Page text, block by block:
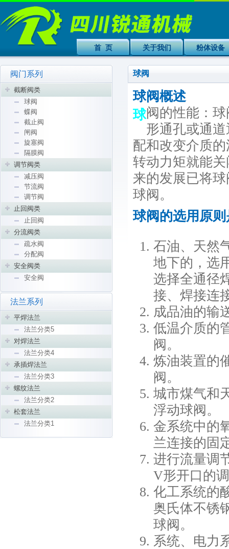
首 页 关于我们 粉体设备
阀门系列
截断阀类
球阀
蝶阀
截止阀
闸阀
旋塞阀
隔膜阀
调节阀类
减压阀
节流阀
调节阀
止回阀类
止回阀
分流阀类
疏水阀
分配阀
安全阀类
安全阀
法兰系列
平焊法兰
法兰分类5
对焊法兰
法兰分类4
承插焊法兰
法兰分类3
螺纹法兰
法兰分类2
松套法兰
法兰分类1
球阀
球阀概述
球阀的性能：
形通孔或通
配和改变介质
转动力矩就能
来的发展已将
球阀。
球阀的选用原则
石油、天然
地下的，选
选择全通径
接、焊接连
成品油的输
低温介质的
阀。
炼油装置的
阀。
城市煤气和
浮动球阀。
金系统中的
兰连接的固
进行流量调
V形开口的
化工系统的
奥氏体不锈
球阀。
系统、电力